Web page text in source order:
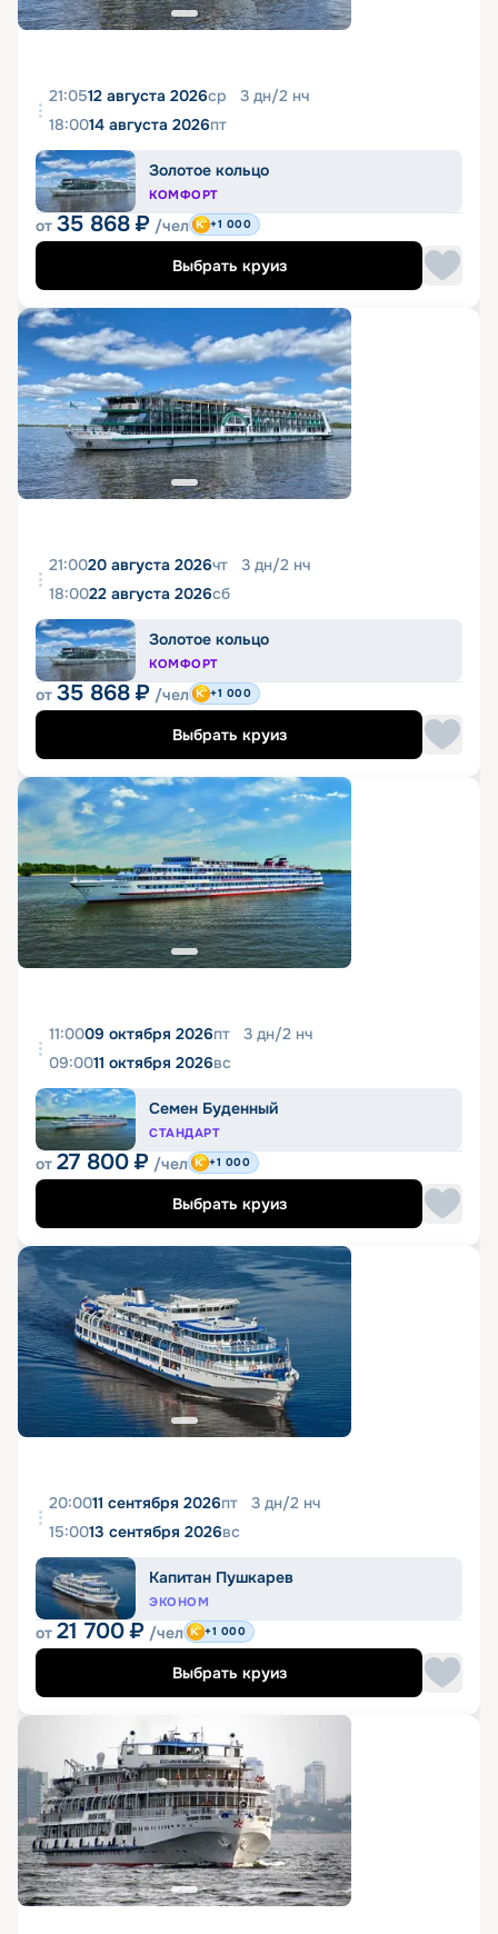
21:0512 августа 2026ср 3 дн/2 нч
18:0014 августа 2026пт
Золотое кольцо
КОМФОРТ
от 35 868 ₽ /чел +1 000
Выбрать круиз
21:0020 августа 2026чт 3 дн/2 нч
18:0022 августа 2026сб
Золотое кольцо
КОМФОРТ
от 35 868 ₽ /чел +1 000
Выбрать круиз
11:0009 октября 2026пт 3 дн/2 нч
09:0011 октября 2026вс
Семен Буденный
СТАНДАРТ
от 27 800 ₽ /чел +1 000
Выбрать круиз
20:0011 сентября 2026пт 3 дн/2 нч
15:0013 сентября 2026вс
Капитан Пушкарев
ЭКОНОМ
от 21 700 ₽ /чел +1 000
Выбрать круиз